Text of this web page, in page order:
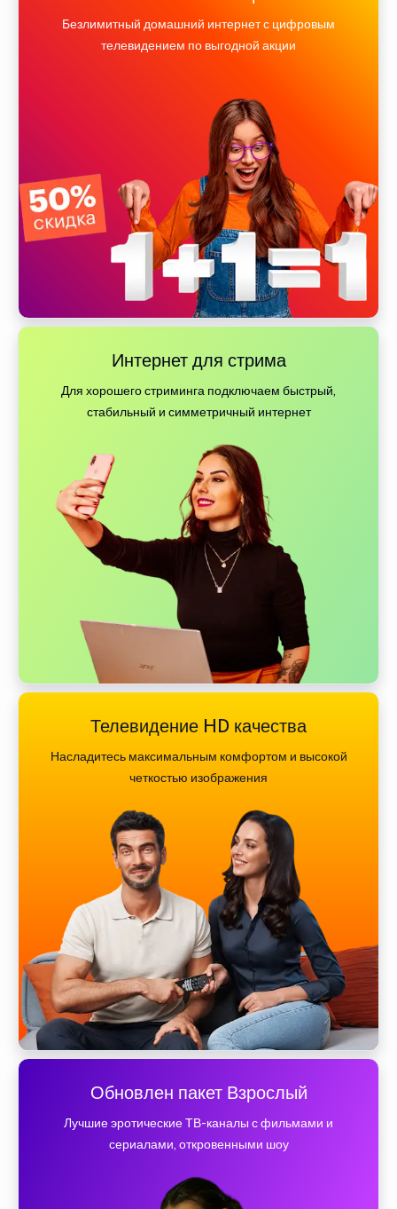
Безлимитный домашний интернет с цифровым
телевидением по выгодной акции
Интернет для стрима
Для хорошего стриминга подключаем быстрый,
стабильный и симметричный интернет
Телевидение HD качества
Насладитесь максимальным комфортом и высокой
четкостью изображения
Обновлен пакет Взрослый
Лучшие эротические ТВ-каналы с фильмами и
сериалами, откровенными шоу